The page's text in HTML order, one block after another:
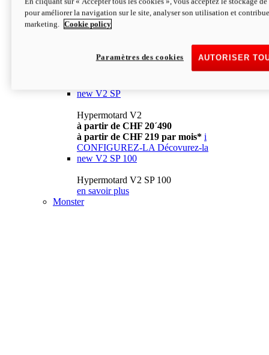
à partir de CHF 13´990 i
CONFIGUREZ-LA Décovurez-la
newV2
à partir de CHF 15´990
à partir de CHF 169 par mois* i
new V2 SP
Hypermotard V2
à partir de CHF 20´490
à partir de CHF 219 par mois* i
CONFIGUREZ-LA Décovurez-la
new V2 SP 100
Hypermotard V2 SP 100
en savoir plus
Monster
pour améliorer la navigation sur le site, analyser son utilisation et
marketing.
Cookie policy
AUTORISER
Paramètres des cookies